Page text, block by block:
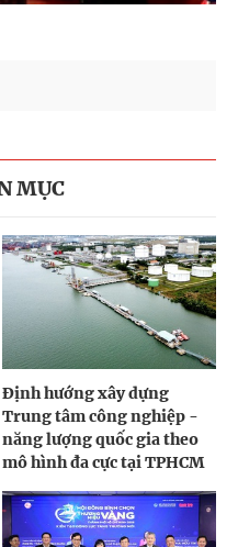
MỤC
Định hướng xây dựng
Trung tâm công nghiệp -
năng lượng quốc gia theo
mô hình đa cực tại TPHCM